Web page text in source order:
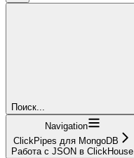
Поиск...
Navigation
ClickPipes для MongoDB
Работа с JSON в ClickHouse